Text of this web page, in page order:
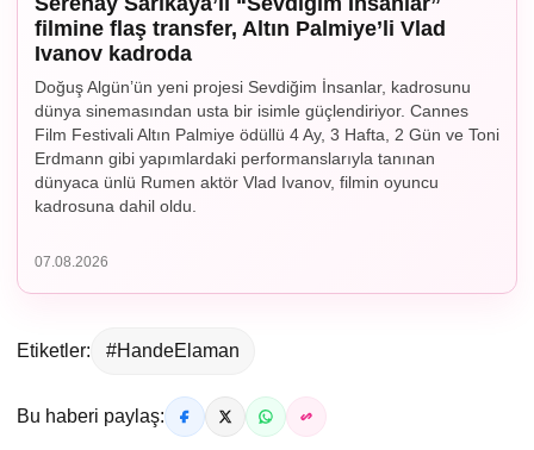
filmine flaş transfer, Altın Palmiye’li Vlad
Ivanov kadroda
Doğuş Algün’ün yeni projesi Sevdiğim İnsanlar, kadrosunu
dünya sinemasından usta bir isimle güçlendiriyor. Cannes
Film Festivali Altın Palmiye ödüllü 4 Ay, 3 Hafta, 2 Gün ve Toni
Erdmann gibi yapımlardaki performanslarıyla tanınan
dünyaca ünlü Rumen aktör Vlad Ivanov, filmin oyuncu
kadrosuna dahil oldu.
07.08.2026
Etiketler: #HandeElaman
Bu haberi paylaş: